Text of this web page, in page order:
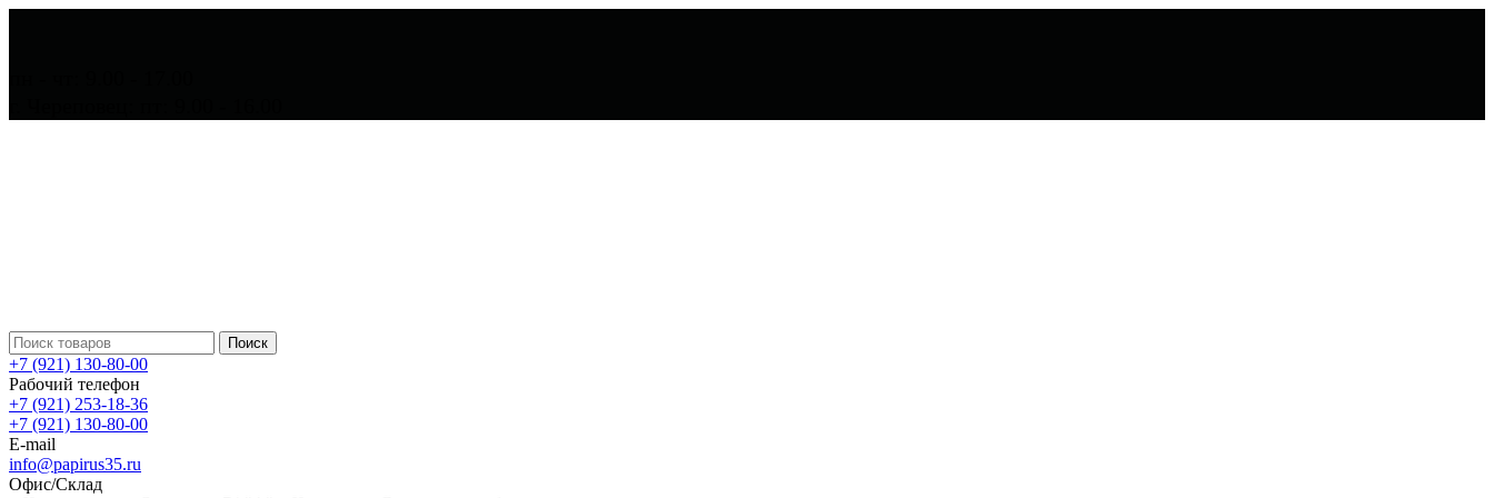
Поиск
+7 (921) 130-80-00
Рабочий телефон
+7 (921) 253-18-36
+7 (921) 130-80-00
E-mail
info@papirus35.ru
Офис/Склад